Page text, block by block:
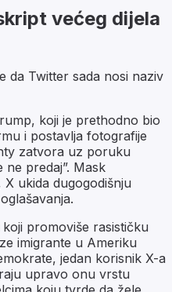
većeg dijela
da Twitter sada nosi naziv
koji je prethodno bio
i postavlja fotografije
zatvora uz poruku
ne predaj”. Mask
ukida dugogodišnju
promoviše rasističku
imigrante u Ameriku
jedan korisnik X-a
upravo onu vrstu